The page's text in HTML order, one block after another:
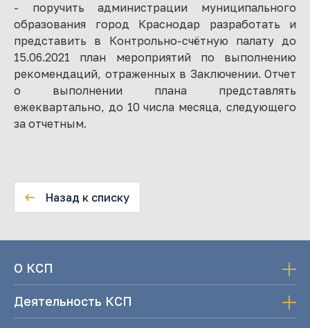
- поручить администрации муниципального
образования город Краснодар разработать и
представить в Контрольно-счётную палату до
15.06.2021 план мероприятий по выполнению
рекомендаций, отраженных в Заключении. Отчет
о выполнении плана представлять
ежеквартально, до 10 числа месяца, следующего
за отчетным.
Назад к списку
О КСП
Деятельность КСП